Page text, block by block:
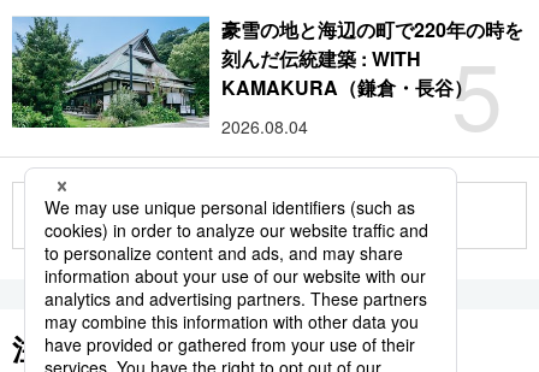
5
豪雪の地と海辺の町で220年の時を
刻んだ伝統建築 : WITH
KAMAKURA（鎌倉・長谷）
2026.08.04
もっと見る
注目のキーワード